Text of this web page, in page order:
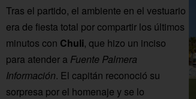
Tras el partido, el ambiente en el vestuario
era de fiesta total por compartir los últimos
minutos con Chuli, que hizo un inciso
para atender a Fuente Palmera
Información. El capitán reconoció su
sorpresa por el homenaje y se lo